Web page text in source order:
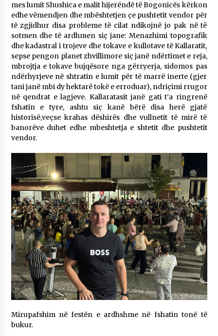
mes lumit Shushica e malit hijerëndë të Bogonicës kërkon
edhe vëmendjen dhe mbështetjen çe pushtetit vendor për
të zgjidhur disa probleme të cilat ndikojnë jo pak në të
sotmen dhe të ardhmen siç jane: Menazhimi topografik
dhe kadastral i trojeve dhe tokave e kullotave të Kallaratit,
sepse pengon planet zhvillimore siç janë ndërtimet e reja,
mbrojtja e tokave bujqësore nga gërryerja, sidomos pas
ndërhyrjeve në shtratin e lumit për të marrë inerte (gjer
tani janë mbi dy hektarë tokë e erroduar), ndriçimi rrugor
në qendrat e lagjeve. Kallaratasit janë gati t’a ringrenë
fshatin e tyre, ashtu siç kanë bërë disa herë gjatë
historisë,veçse krahas dëshirës dhe vullnetit të mirë të
banorëve duhet edhe mbeshtetja e shtetit dhe pushtetit
vendor.
Mirupafshim në festën e ardhshme në fshatin tonë të
bukur.